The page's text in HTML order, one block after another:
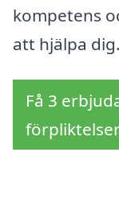
kompetens
att hjälpa dig.
Få 3